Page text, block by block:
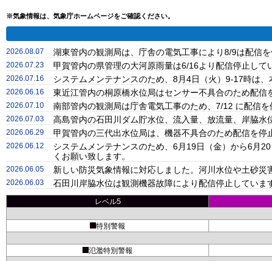
※気象情報は、気象庁ホームページをご確認ください。
2026.08.07 湖東管内の観測局は、庁舎の電気工事により8/9は配信を
2026.07.23 甲賀管内の県管理の大河原雨量は6/16より配信停止して
2026.07.16 システムメンテナンスのため、8月4日（火）9-17時は
2026.06.16 東近江管内の桐原橋水位局はセンサー不具合のため配信
2026.07.10 南部管内の観測局は庁舎電気工事のため、7/12 に配信を
2026.07.03 高島管内の石田川ダム貯水位、流入量、放流量、岸脇
2026.06.29 甲賀管内の三代出水位局は、機器不具合のため配信を停
2026.06.12
システムメンテナンスのため、6月19日（金）から6月
くお願い致します。
2026.06.05 新しい防災気象情報に対応しました。河川水位や土砂
2026.06.03 石田川岸脇水位は観測機器故障により配信停止してい
レベル5
特別警報
氾濫特別警報